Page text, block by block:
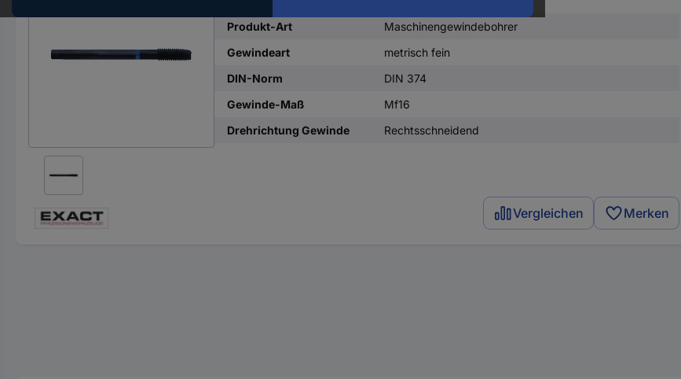
Produkt-Art
Maschinengewindebohrer
Gewindeart
metrisch fein
DIN-Norm
DIN 374
Gewinde-Maß
Mf16
Drehrichtung Gewinde
Rechtsschneidend
Vergleichen Merken